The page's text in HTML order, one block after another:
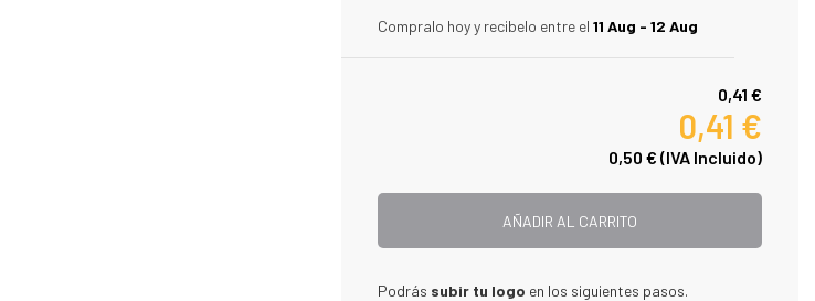
Compralo hoy y recibelo entre el 11 Aug - 12 Aug
0,41 €
0,41 €
0,50 € (IVA Incluido)
AÑADIR AL CARRITO
Podrás subir tu logo en los siguientes pasos.